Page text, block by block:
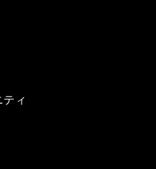
ィ